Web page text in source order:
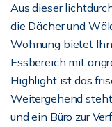
Aus dieser
die Dächer und
Wohnung bietet
Essbereich mit
Highlight ist das
Weitergehend
und ein Büro zur